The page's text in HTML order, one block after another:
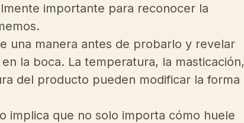
importante para reconocer la
una manera antes de probarlo y revelar
la boca. La temperatura, la masticación,
del producto pueden modificar la forma
implica que no solo importa cómo huele